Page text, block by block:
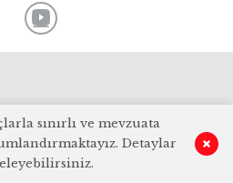
sınırlı ve mevzuata
Detaylar